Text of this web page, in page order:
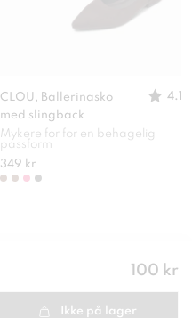
CLOU, Ballerinasko
med slingback
4.1
Mykere for for en behagelig
passform
349 kr
Pris:
100 kr
Ikke på lager